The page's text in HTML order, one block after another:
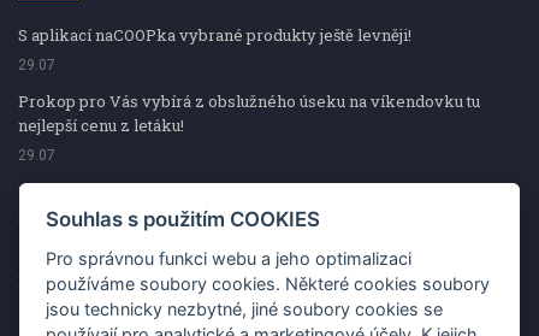
S aplikací naCOOPka vybrané produkty ještě levněji!
29.07
Prokop pro Vás vybírá z obslužného úseku na víkendovku tu
nejlepší cenu z letáku!
29.07
Prokop pro Vás vybírá z obslužného úseku na víkendovku tu
nejlepší cenu z letáku!
Kup špekáčky od Váhaly a vyhraj s naCOOPkou sekerku Fiskars
29.07
Souhlas s použitím COOKIES
Pro správnou funkci webu a jeho optimalizaci
používáme soubory cookies. Některé cookies soubory
jsou technicky nezbytné, jiné soubory cookies se